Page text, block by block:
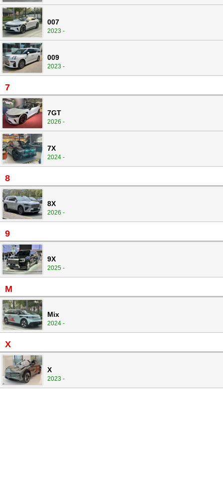
007
2023 -
009
2023 -
7
7GT
2026 -
7X
2024 -
8
8X
2026 -
9
9X
2025 -
M
Mix
2024 -
X
X
2023 -